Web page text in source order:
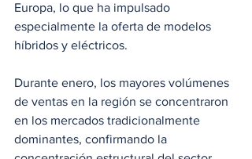
Europa, lo que ha impulsado
especialmente la oferta de modelos
híbridos y eléctricos.
Durante enero, los mayores volúmenes
de ventas en la región se concentraron
en los mercados tradicionalmente
dominantes, confirmando la